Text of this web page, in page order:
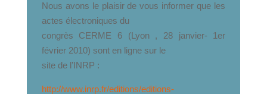
Nous avons le plaisir de vous informer que les
actes électroniques du
congrès CERME 6 (Lyon , 28 janvier- 1er
février 2010) sont en ligne sur le
site de l’INRP :
http://www.inrp.fr/editions/editions-